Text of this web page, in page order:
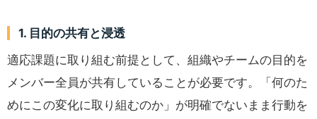
1. 目的の共有と浸透
適応課題に取り組む前提として、組織やチームの目的を
メンバー全員が共有していることが必要です。「何のた
めにこの変化に取り組むのか」が明確でないまま行動を